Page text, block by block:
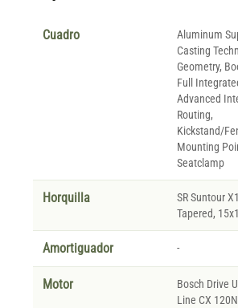
Cuadro
Aluminum
Casting
Geometry,
Full
Advanced
Routing,
Kickstand/
Mounting
Seatclamp
Horquilla
SR Suntour
Tapered,
Amortiguador -
Motor
Bosch Drive
Line CX